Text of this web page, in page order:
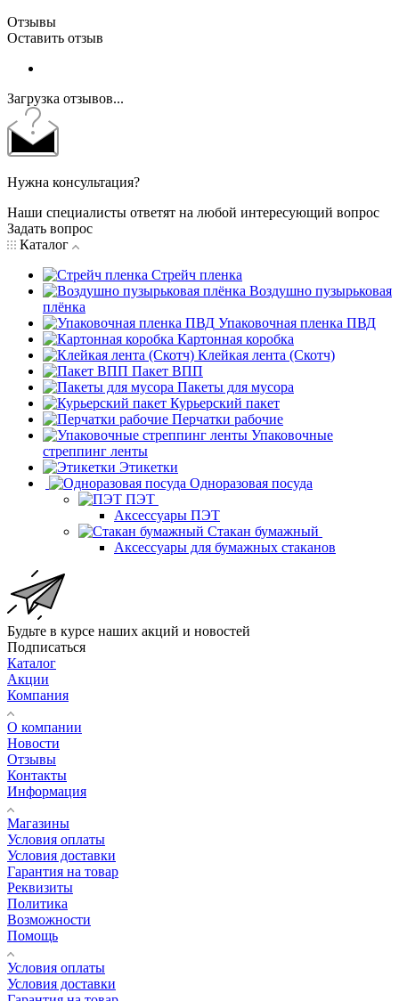
Отзывы
Оставить отзыв
Загрузка отзывов...
Нужна консультация?
Наши специалисты ответят на любой интересующий вопрос
Задать вопрос
Каталог
Стрейч пленка
Воздушно пузырьковая
плёнка
Упаковочная пленка ПВД
Картонная коробка
Клейкая лента (Скотч)
Пакет ВПП
Пакеты для мусора
Курьерский пакет
Перчатки рабочие
Упаковочные
стреппинг ленты
Этикетки
Одноразовая посуда
ПЭТ
Аксессуары ПЭТ
Стакан бумажный
Аксессуары для бумажных стаканов
Будьте в курсе наших акций и новостей
Подписаться
Каталог
Акции
Компания
О компании
Новости
Отзывы
Контакты
Информация
Магазины
Условия оплаты
Условия доставки
Гарантия на товар
Реквизиты
Политика
Возможности
Помощь
Условия оплаты
Условия доставки